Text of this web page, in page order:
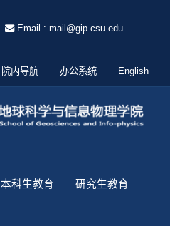
Email : mail@gip.csu.edu
院内导航 办公系统 English
本科生教育 研究生教育